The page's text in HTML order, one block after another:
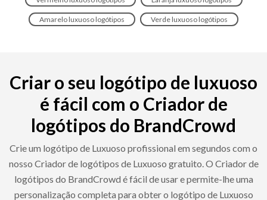
Amarelo luxuoso logótipos Verde luxuoso logótipos
Criar o seu logótipo de luxuoso
é fácil com o Criador de
logótipos do BrandCrowd
Crie um logótipo de Luxuoso profissional em segundos com o
nosso Criador de logótipos de Luxuoso gratuito. O Criador de
logótipos do BrandCrowd é fácil de usar e permite-lhe uma
personalização completa para obter o logótipo de Luxuoso